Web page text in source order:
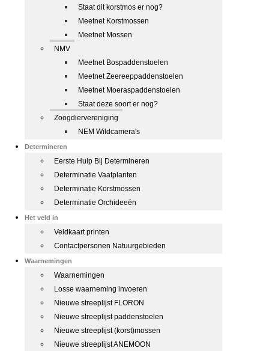
Staat dit korstmos er nog?
Meetnet Korstmossen
Meetnet Mossen
NMV
Meetnet Bospaddenstoelen
Meetnet Zeereeppaddenstoelen
Meetnet Moeraspaddenstoelen
Staat deze soort er nog?
Zoogdiervereniging
NEM Wildcamera's
Determineren
Eerste Hulp Bij Determineren
Determinatie Vaatplanten
Determinatie Korstmossen
Determinatie Orchideeën
Het veld in
Veldkaart printen
Contactpersonen Natuurgebieden
Waarnemingen
Waarnemingen
Losse waarneming invoeren
Nieuwe streeplijst FLORON
Nieuwe streeplijst paddenstoelen
Nieuwe streeplijst (korst)mossen
Nieuwe streeplijst ANEMOON